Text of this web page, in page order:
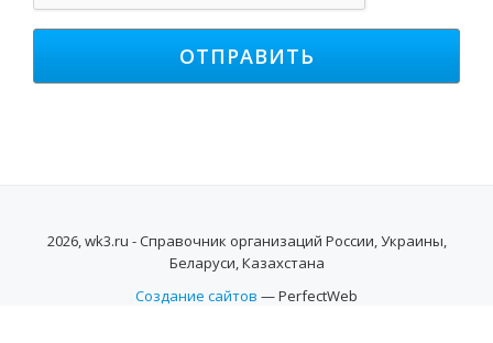
2026, wk3.ru - Справочник организаций России, Украины,
Беларуси, Казахстана
Создание сайтов — PerfectWeb